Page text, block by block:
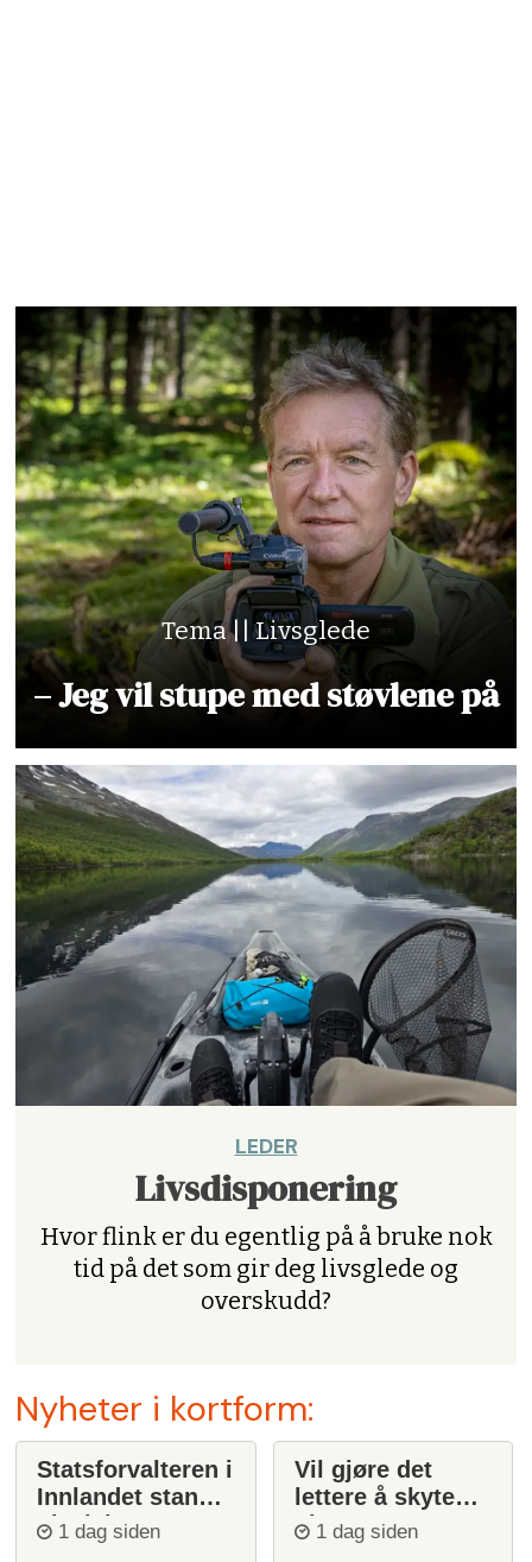
Tema || Livsglede
– Jeg vil stupe med støvlene på
LEDER
Livsdisponering
Hvor flink er du egentlig på å bruke nok
tid på det som gir deg livsglede og
overskudd?
Nyheter i kortform:
Statsforvalteren i
Innlandet stanser
ulvejakt
1 dag siden
Vil gjøre det
lettere å skyte
ulv1 dag siden